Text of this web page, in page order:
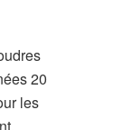
20
les